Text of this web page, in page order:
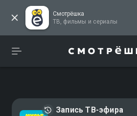
Смотрёшка
ТВ, фильмы и сериалы
Запись ТВ-эфира